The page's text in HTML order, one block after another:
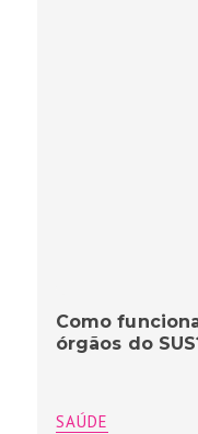
Como
órgãos do
SAÚDE